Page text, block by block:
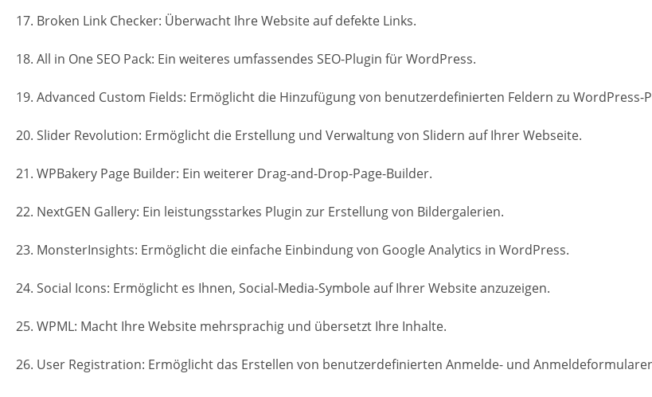
17. Broken Link Checker: Überwacht Ihre Website auf defekte Links.
18. All in One SEO Pack: Ein weiteres umfassendes SEO-Plugin für WordPress.
19. Advanced Custom Fields: Ermöglicht die Hinzufügung von benutzerdefinierten Feldern zu WordPress-
20. Slider Revolution: Ermöglicht die Erstellung und Verwaltung von Slidern auf Ihrer Webseite.
21. WPBakery Page Builder: Ein weiterer Drag-and-Drop-Page-Builder.
22. NextGEN Gallery: Ein leistungsstarkes Plugin zur Erstellung von Bildergalerien.
23. MonsterInsights: Ermöglicht die einfache Einbindung von Google Analytics in WordPress.
24. Social Icons: Ermöglicht es Ihnen, Social-Media-Symbole auf Ihrer Website anzuzeigen.
25. WPML: Macht Ihre Website mehrsprachig und übersetzt Ihre Inhalte.
26. User Registration: Ermöglicht das Erstellen von benutzerdefinierten Anmelde- und